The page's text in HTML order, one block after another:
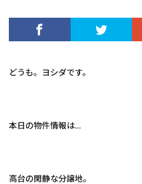
どうも。ヨシダです。
本日の物件情報は…
高台の閑静な分譲地。